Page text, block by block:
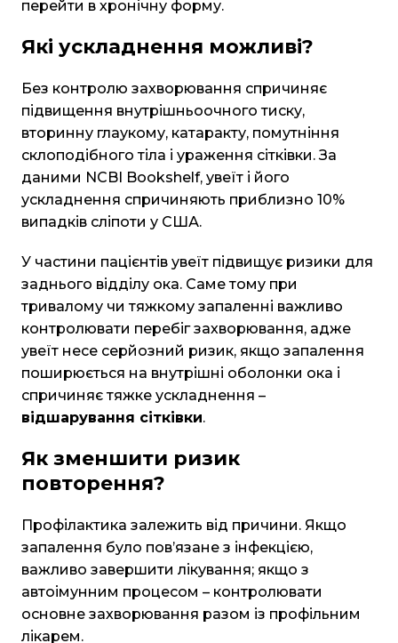
перейти в хронічну форму.
Які ускладнення можливі?
Без контролю захворювання спричиняє
підвищення внутрішньоочного тиску,
вторинну глаукому, катаракту, помутніння
склоподібного тіла і ураження сітківки. За
даними NCBI Bookshelf, увеїт і його
ускладнення спричиняють приблизно 10%
випадків сліпоти у США.
У частини пацієнтів увеїт підвищує ризики для
заднього відділу ока. Саме тому при
тривалому чи тяжкому запаленні важливо
контролювати перебіг захворювання, адже
увеїт несе серйозний ризик, якщо запалення
поширюється на внутрішні оболонки ока і
спричиняє тяжке ускладнення –
відшарування сітківки.
Як зменшити ризик
повторення?
Профілактика залежить від причини. Якщо
запалення було пов’язане з інфекцією,
важливо завершити лікування; якщо з
автоімунним процесом – контролювати
основне захворювання разом із профільним
лікарем.